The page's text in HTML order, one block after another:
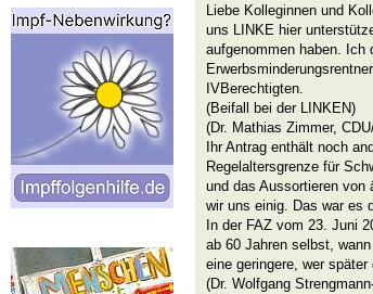
Liebe Kolleginnen und
uns LINKE hier
aufgenommen haben. Ich
IVBerechtigten.
(Beifall bei der LINKEN)
(Dr. Mathias Zimmer,
Ihr Antrag enthält noch
Regelaltersgrenze für
und das Aussortieren von
wir uns einig. Das war es
In der FAZ vom 23. Juni
ab 60 Jahren selbst,
eine geringere, wer
(Dr. Wolfgang